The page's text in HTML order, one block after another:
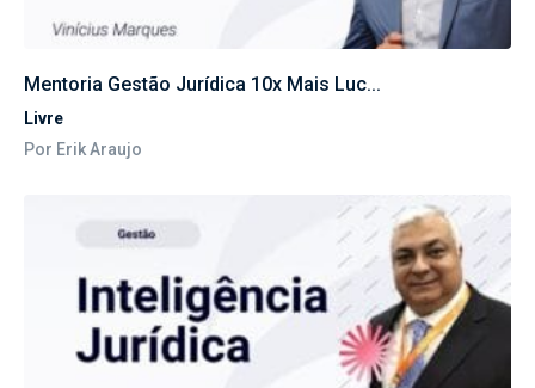
Mentoria Gestão Jurídica 10x Mais Luc...
Livre
Por Erik Araujo